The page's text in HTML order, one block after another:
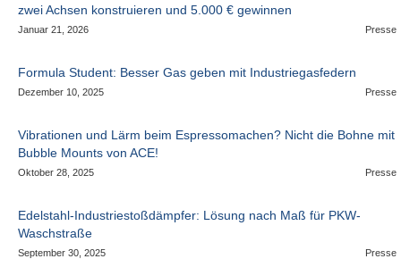
zwei Achsen konstruieren und 5.000 € gewinnen
Januar 21, 2026 Presse
Formula Student: Besser Gas geben mit Industriegasfedern
Dezember 10, 2025 Presse
Vibrationen und Lärm beim Espressomachen? Nicht die Bohne mit
Bubble Mounts von ACE!
Oktober 28, 2025 Presse
Edelstahl-Industriestoßdämpfer: Lösung nach Maß für PKW-
Waschstraße
September 30, 2025 Presse